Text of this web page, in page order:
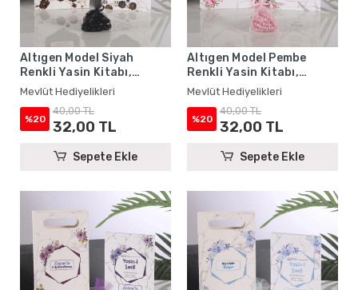
Altıgen Model Siyah
Renkli Yasin Kitabı,
Karton Çanta ve Tesbih -
Mevlüt Hediyelikleri
Mevlüt Hediyelikleri
%20
40,00 TL
32,00 TL
Sepete Ekle
Altıgen Model Pembe
Renkli Yasin Kitabı,
Karton Çanta ve Tesbih -
Mevlüt Hediyelikleri
Mevlüt Hediyelikleri
%20
40,00 TL
32,00 TL
Sepete Ekle